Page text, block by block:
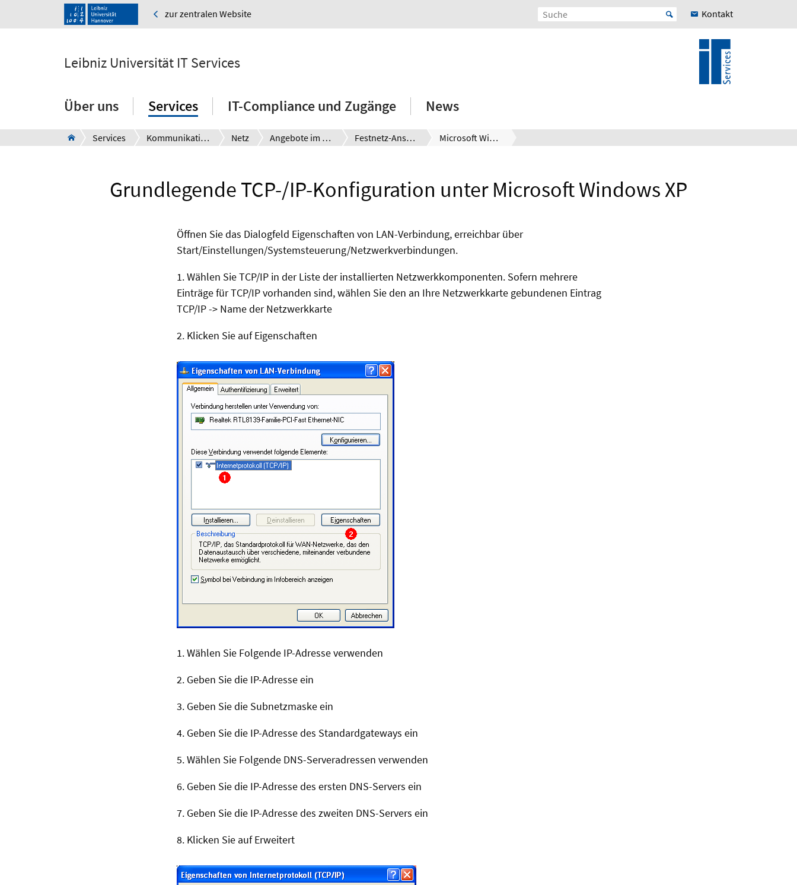
zur zentralen Website Kontakt
Leibniz Universität IT Services
Über uns Services IT-Compliance und Zugänge News
Services Kommunikation Netz Angebote im Service Netz Festnetz-Anschluss Microsoft Windows XP
Grundlegende TCP-/IP-Konfiguration unter Microsoft Windows XP
Öffnen Sie das Dialogfeld Eigenschaften von LAN-Verbindung, erreichbar über
Start/Einstellungen/Systemsteuerung/Netzwerkverbindungen.
1. Wählen Sie TCP/IP in der Liste der installierten Netzwerkkomponenten. Sofern mehrere
Einträge für TCP/IP vorhanden sind, wählen Sie den an Ihre Netzwerkkarte gebundenen Eintrag
TCP/IP -> Name der Netzwerkkarte
2. Klicken Sie auf Eigenschaften
1. Wählen Sie Folgende IP-Adresse verwenden
2. Geben Sie die IP-Adresse ein
3. Geben Sie die Subnetzmaske ein
4. Geben Sie die IP-Adresse des Standardgateways ein
5. Wählen Sie Folgende DNS-Serveradressen verwenden
6. Geben Sie die IP-Adresse des ersten DNS-Servers ein
7. Geben Sie die IP-Adresse des zweiten DNS-Servers ein
8. Klicken Sie auf Erweitert